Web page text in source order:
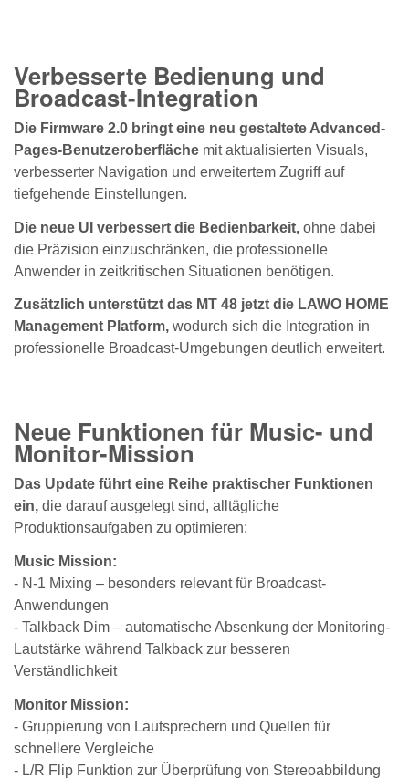
Verbesserte Bedienung und
Broadcast-Integration
Die Firmware 2.0 bringt eine neu gestaltete Advanced-
Pages-Benutzeroberfläche mit aktualisierten Visuals,
verbesserter Navigation und erweitertem Zugriff auf
tiefgehende Einstellungen.
Die neue UI verbessert die Bedienbarkeit, ohne dabei
die Präzision einzuschränken, die professionelle
Anwender in zeitkritischen Situationen benötigen.
Zusätzlich unterstützt das MT 48 jetzt die LAWO HOME
Management Platform, wodurch sich die Integration in
professionelle Broadcast-Umgebungen deutlich erweitert.
Neue Funktionen für Music- und
Monitor-Mission
Das Update führt eine Reihe praktischer Funktionen
ein, die darauf ausgelegt sind, alltägliche
Produktionsaufgaben zu optimieren:
Music Mission:
- N‑1 Mixing – besonders relevant für Broadcast-
Anwendungen
- Talkback Dim – automatische Absenkung der Monitoring-
Lautstärke während Talkback zur besseren
Verständlichkeit
Monitor Mission:
- Gruppierung von Lautsprechern und Quellen für
schnellere Vergleiche
- L/R Flip Funktion zur Überprüfung von Stereoabbildung